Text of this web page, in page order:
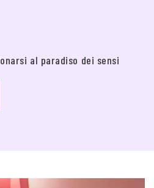
al paradiso dei sensi